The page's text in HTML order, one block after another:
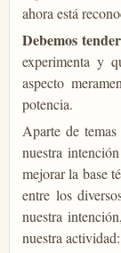
ahora está
Debemos
experimenta y
aspecto
potencia.
Aparte de
nuestra
mejorar la base
entre los
nuestra
nuestra actividad: